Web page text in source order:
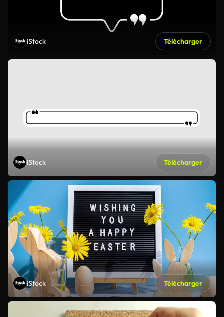
iStock Télécharger
iStock Télécharger
iStock Télécharger